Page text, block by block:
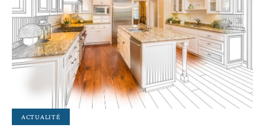
ACTUALITÉ